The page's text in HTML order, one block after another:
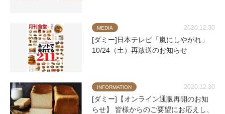
MEDIA 2020.12.30
[ダミー]日本テレビ「嵐にしやがれ」
10/24（土）再放送のお知らせ
INFORMATION 2020.12.30
[ダミー]【オンライン通販再開のお知
らせ】 皆様からのご要望にお応えし、